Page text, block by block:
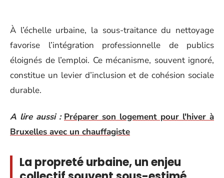
À l’échelle urbaine, la sous-traitance du nettoyage
favorise l’intégration professionnelle de publics
éloignés de l’emploi. Ce mécanisme, souvent ignoré,
constitue un levier d’inclusion et de cohésion sociale
durable.
A lire aussi : Préparer son logement pour l'hiver à
Bruxelles avec un chauffagiste
La propreté urbaine, un enjeu